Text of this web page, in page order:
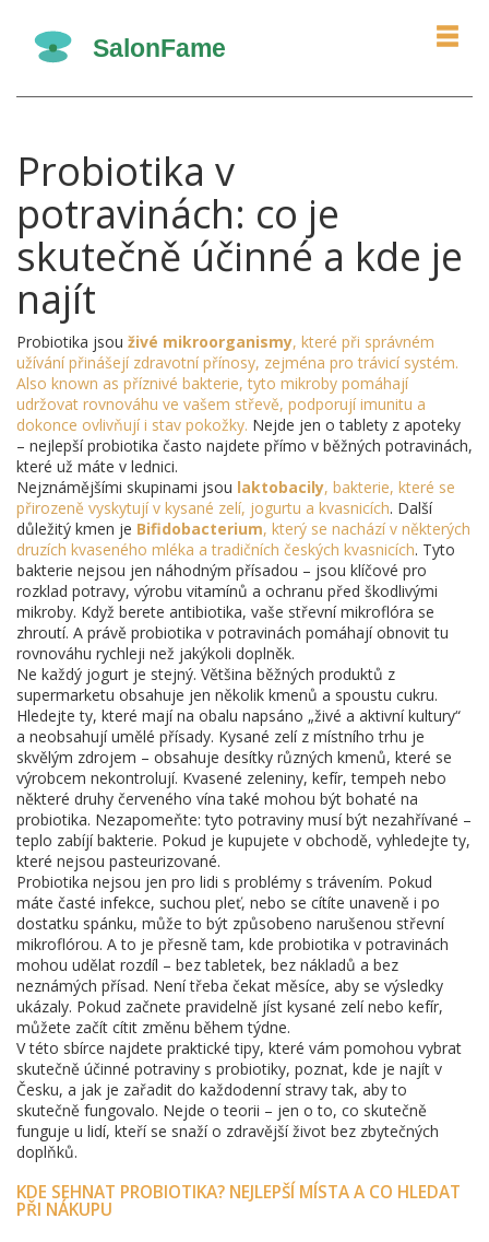
Probiotika v
potravinách: co je
skutečně účinné a kde je
najít
Probiotika jsou živé mikroorganismy, které při správném
užívání přinášejí zdravotní přínosy, zejména pro trávicí systém.
Also known as příznivé bakterie, tyto mikroby pomáhají
udržovat rovnováhu ve vašem střevě, podporují imunitu a
dokonce ovlivňují i stav pokožky. Nejde jen o tablety z apoteky
– nejlepší probiotika často najdete přímo v běžných potravinách,
které už máte v lednici.
Nejznámějšími skupinami jsou laktobacily, bakterie, které se
přirozeně vyskytují v kysané zelí, jogurtu a kvasnicích. Další
důležitý kmen je Bifidobacterium, který se nachází v některých
druzích kvaseného mléka a tradičních českých kvasnicích. Tyto
bakterie nejsou jen náhodným přísadou – jsou klíčové pro
rozklad potravy, výrobu vitamínů a ochranu před škodlivými
mikroby. Když berete antibiotika, vaše střevní mikroflóra se
zhroutí. A právě probiotika v potravinách pomáhají obnovit tu
rovnováhu rychleji než jakýkoli doplněk.
Ne každý jogurt je stejný. Většina běžných produktů z
supermarketu obsahuje jen několik kmenů a spoustu cukru.
Hledejte ty, které mají na obalu napsáno „živé a aktivní kultury“
a neobsahují umělé přísady. Kysané zelí z místního trhu je
skvělým zdrojem – obsahuje desítky různých kmenů, které se
výrobcem nekontrolují. Kvasené zeleniny, kefír, tempeh nebo
některé druhy červeného vína také mohou být bohaté na
probiotika. Nezapomeňte: tyto potraviny musí být nezahřívané –
teplo zabíjí bakterie. Pokud je kupujete v obchodě, vyhledejte ty,
které nejsou pasteurizované.
Probiotika nejsou jen pro lidi s problémy s trávením. Pokud
máte časté infekce, suchou pleť, nebo se cítíte unaveně i po
dostatku spánku, může to být způsobeno narušenou střevní
mikroflórou. A to je přesně tam, kde probiotika v potravinách
mohou udělat rozdíl – bez tabletek, bez nákladů a bez
neznámých přísad. Není třeba čekat měsíce, aby se výsledky
ukázaly. Pokud začnete pravidelně jíst kysané zelí nebo kefír,
můžete začít cítit změnu během týdne.
V této sbírce najdete praktické tipy, které vám pomohou vybrat
skutečně účinné potraviny s probiotiky, poznat, kde je najít v
Česku, a jak je zařadit do každodenní stravy tak, aby to
skutečně fungovalo. Nejde o teorii – jen o to, co skutečně
funguje u lidí, kteří se snaží o zdravější život bez zbytečných
doplňků.
KDE SEHNAT PROBIOTIKA? NEJLEPŠÍ MÍSTA A CO HLEDAT
PŘI NÁKUPU